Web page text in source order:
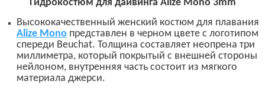
Гидрокостюм для дайвинга Alize Mono 3mm
Высококачественный женский костюм для плавания
Alize Mono представлен в черном цвете с логотипом
спереди Beuchat. Толщина составляет неопрена три
миллиметра, который покрытый с внешней стороны
нейлоном, внутренняя часть состоит из мягкого
материала джерси.